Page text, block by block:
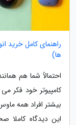
راهنمای کامل خرید
ها)
احتمالاً شما هم
کامپیوتر خود فکر
بیشتر افراد همه
این دیدگاه